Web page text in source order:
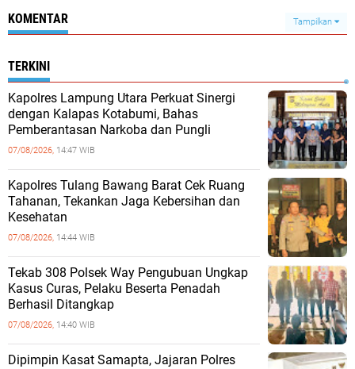
KOMENTAR Tampilkan
TERKINI
Kapolres Lampung Utara Perkuat Sinergi
dengan Kalapas Kotabumi, Bahas
Pemberantasan Narkoba dan Pungli
07/08/2026, 14:47 WIB
Kapolres Tulang Bawang Barat Cek Ruang
Tahanan, Tekankan Jaga Kebersihan dan
Kesehatan
07/08/2026, 14:44 WIB
Tekab 308 Polsek Way Pengubuan Ungkap
Kasus Curas, Pelaku Beserta Penadah
Berhasil Ditangkap
07/08/2026, 14:40 WIB
Dipimpin Kasat Samapta, Jajaran Polres